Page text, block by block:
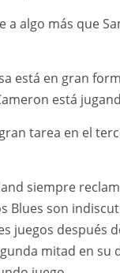
a algo más que
está en gran
está
tarea en el
siempre
Blues son
juegos después
mitad en su